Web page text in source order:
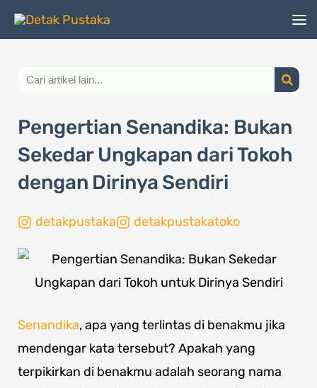
Lewati
Search
Pengertian Senandika: Bukan
Sekedar Ungkapan dari Tokoh
dengan Dirinya Sendiri
detakpustaka detakpustakatoko
Senandika, apa yang terlintas di benakmu jika
mendengar kata tersebut? Apakah yang
terpikirkan di benakmu adalah seorang nama